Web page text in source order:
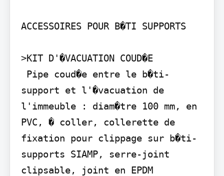
ACCESSOIRES POUR B�TI SUPPORTS
>KIT D'�VACUATION COUD�E
support et l'�vacuation de
l'immeuble : diam�tre 100 mm, en
PVC, � coller, collerette de
fixation pour clippage sur b�ti-
supports SIAMP, serre-joint
clipsable, joint en EPDM